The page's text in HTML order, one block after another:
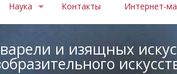
Наука Контакты Интернет-
и изящных